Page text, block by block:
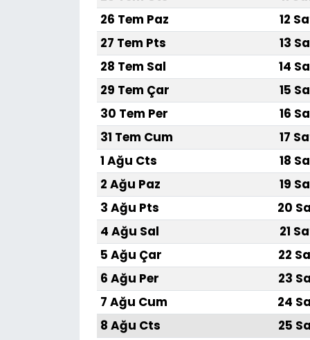
26 Tem Paz
12
27 Tem Pts
13
28 Tem Sal
14
29 Tem Çar
15
30 Tem Per
16
31 Tem Cum
17
1 Ağu Cts
18
2 Ağu Paz
19
3 Ağu Pts
20
4 Ağu Sal
21
5 Ağu Çar
22
6 Ağu Per
23
7 Ağu Cum
24
8 Ağu Cts
25